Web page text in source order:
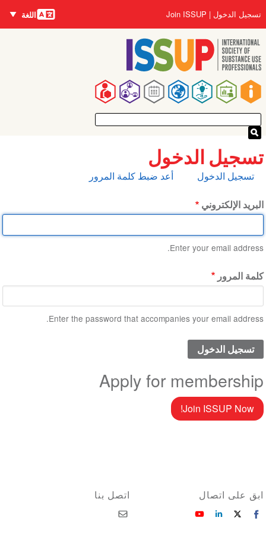
إلى
المحتوى
الرئيسي
Main
navigation
User
account
menu
تسجيل الدخول Join ISSUP اللغات
اللغة
تسجيل الدخول
التبويبات
الأساسية
تسجيل الدخول أعد ضبط كلمة المرور
البريد الإلكتروني
Enter your email address.
كلمة المرور
Enter the password that accompanies your email address.
Apply for membership
Join ISSUP Now!
اتصل بنا ابق على اتصال